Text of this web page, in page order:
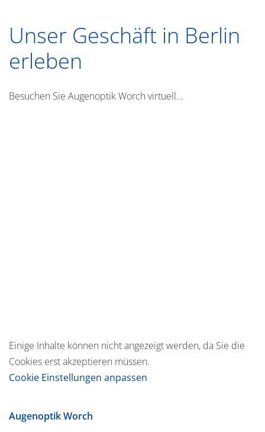
Unser Geschäft in Berlin
erleben
Besuchen Sie Augenoptik Worch virtuell...
Einige Inhalte können nicht angezeigt werden, da Sie die
Cookies erst akzeptieren müssen.
Cookie Einstellungen anpassen
Augenoptik Worch